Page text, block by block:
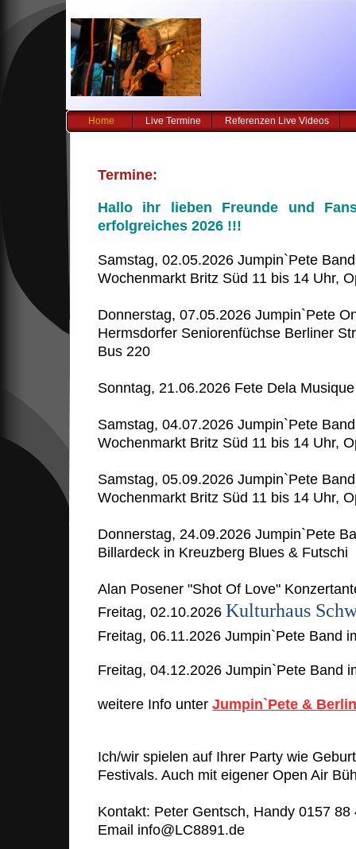
Home Live Termine Referenzen Live Videos
Termine:
Hallo ihr lieben Freunde und
erfolgreiches 2026 !!!
Samstag, 02.05.2026 Jumpin`Pete
Wochenmarkt Britz Süd 11 bis 14 Uhr,
Donnerstag, 07.05.2026 Jumpin`Pete
Hermsdorfer Seniorenfüchse Berliner
Bus 220
Sonntag, 21.06.2026 Fete Dela Musique
Samstag, 04.07.2026 Jumpin`Pete
Wochenmarkt Britz Süd 11 bis 14 Uhr,
Samstag, 05.09.2026 Jumpin`Pete
Wochenmarkt Britz Süd 11 bis 14 Uhr,
Donnerstag, 24.09.2026 Jumpin`Pete
Billardeck in Kreuzberg Blues & Futschi
Alan Posener "Shot Of Love"
Freitag, 02.10.2026 Kulturhaus
Freitag, 06.11.2026 Jumpin`Pete Band
Freitag, 04.12.2026 Jumpin`Pete Band
weitere Info unter Jumpin`Pete &
Ich/wir spielen auf Ihrer Party wie
Festivals. Auch mit eigener Open Air
Kontakt: Peter Gentsch, Handy 0157 88
Email info@LC8891.de